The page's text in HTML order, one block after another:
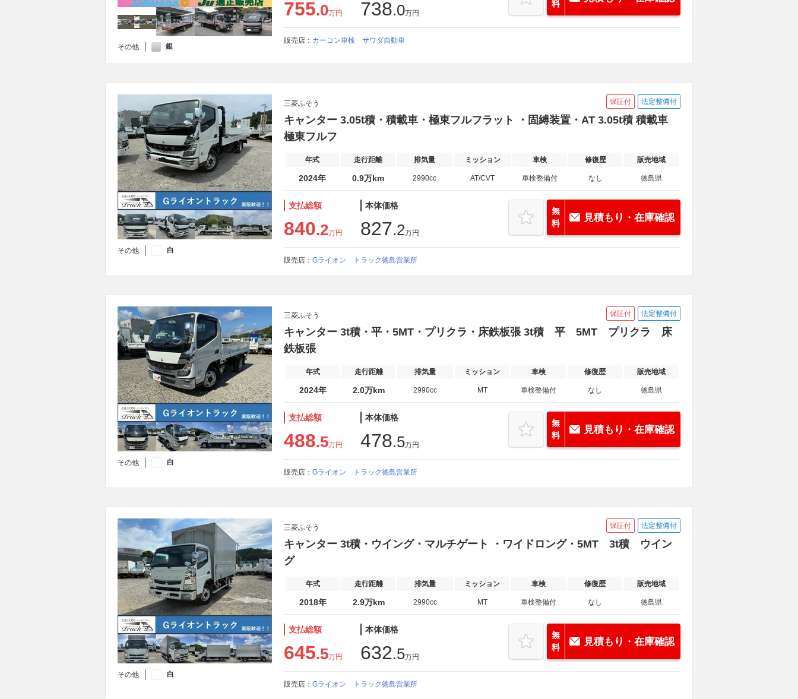
その他 銀
755.0万円 738.0万円
料
販売店： カーコン車検 サワダ自動車
その他 白
三菱ふそう 保証付 法定整備付
キャンター 3.05t積・積載車・極東フルフラット ・固縛装置・AT 3.05t積 積載車
極東フルフ
年式 走行距離 排気量 ミッション 車検 修復歴 販売地域
2024年 0.9万km 2990cc AT/CVT 車検整備付 なし 徳島県
支払総額
840.2万円
本体価格
827.2万円
無
料
見積もり・在庫確認
販売店： Gライオン トラック徳島営業所
その他 白
三菱ふそう 保証付 法定整備付
キャンター 3t積・平・5MT・プリクラ・床鉄板張 3t積 平 5MT プリクラ 床
鉄板張
年式 走行距離 排気量 ミッション 車検 修復歴 販売地域
2024年 2.0万km 2990cc MT 車検整備付 なし 徳島県
支払総額
488.5万円
本体価格
478.5万円
無
料
見積もり・在庫確認
販売店： Gライオン トラック徳島営業所
その他 白
三菱ふそう 保証付 法定整備付
キャンター 3t積・ウイング・マルチゲート ・ワイドロング・5MT 3t積 ウイン
グ
年式 走行距離 排気量 ミッション 車検 修復歴 販売地域
2018年 2.9万km 2990cc MT 車検整備付 なし 徳島県
支払総額
645.5万円
本体価格
632.5万円
無
料
見積もり・在庫確認
販売店： Gライオン トラック徳島営業所